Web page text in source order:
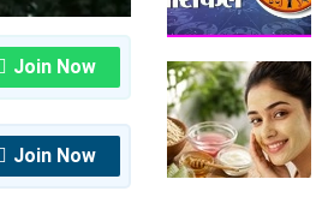
Join Now
Join Now